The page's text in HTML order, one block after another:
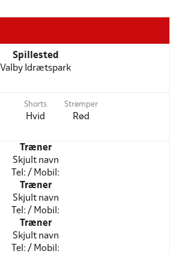
Spillested
Valby Idrætspark
Shorts
Hvid
Strømper
Rød
Træner
Skjult navn
Tel: / Mobil:
Træner
Skjult navn
Tel: / Mobil:
Træner
Skjult navn
Tel: / Mobil: